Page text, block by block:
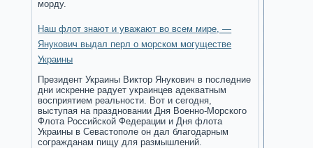
морду.
Наш флот знают и уважают во всем мире, —
Янукович выдал перл о морском могуществе
Украины
Президент Украины Виктор Янукович в последние
дни искренне радует украинцев адекватным
восприятием реальности. Вот и сегодня,
выступая на праздновании Дня Военно-Морского
Флота Российской Федерации и Дня флота
Украины в Севастополе он дал благодарным
согражданам пищу для размышлений.